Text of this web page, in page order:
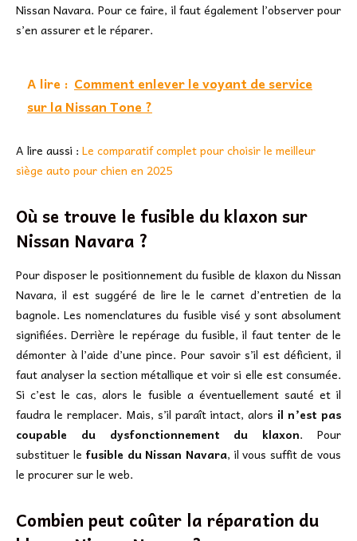
Nissan Navara. Pour ce faire, il faut également l’observer pour
s’en assurer et le réparer.
A lire : Comment enlever le voyant de service
sur la Nissan Tone ?
A lire aussi : Le comparatif complet pour choisir le meilleur
siège auto pour chien en 2025
Où se trouve le fusible du klaxon sur
Nissan Navara ?
Pour disposer le positionnement du fusible de klaxon du Nissan
Navara, il est suggéré de lire le le carnet d’entretien de la
bagnole. Les nomenclatures du fusible visé y sont absolument
signifiées. Derrière le repérage du fusible, il faut tenter de le
démonter à l’aide d’une pince. Pour savoir s’il est déficient, il
faut analyser la section métallique et voir si elle est consumée.
Si c’est le cas, alors le fusible a éventuellement sauté et il
faudra le remplacer. Mais, s’il paraît intact, alors il n’est pas
coupable du dysfonctionnement du klaxon. Pour
substituer le fusible du Nissan Navara, il vous suffit de vous
le procurer sur le web.
Combien peut coûter la réparation du